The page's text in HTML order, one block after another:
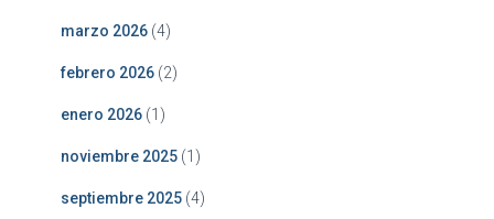
marzo 2026 (4)
febrero 2026 (2)
enero 2026 (1)
noviembre 2025 (1)
septiembre 2025 (4)